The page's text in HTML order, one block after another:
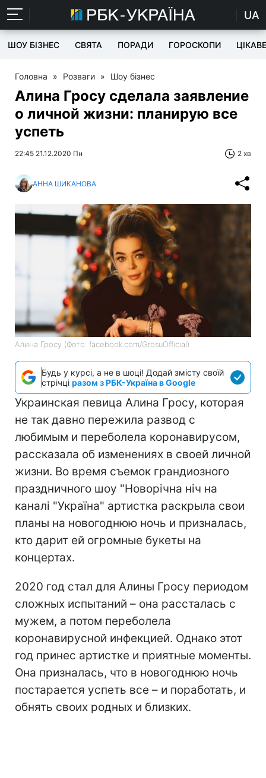
UA
ШОУ БІЗНЕС СВЯТА ПОРАДИ ГОРОСКОПИ ЦІКАВЕ
Головна » Розваги » Шоу бізнес
Алина Гросу сделала заявление
о личной жизни: планирую все
успеть
22:45 21.12.2020 Пн 2 хв
АННА ШИКАНОВА
Алина Гросу (Фото: facebook.com/GrosuOfficial)
Будь у курсі, а не в шоці! Додай змісту своїй
стрічці разом з РБК-Україна в Google
Украинская певица Алина Гросу, которая
не так давно пережила развод с
любимым и переболела коронавирусом,
рассказала об изменениях в своей личной
жизни. Во время съемок грандиозного
праздничного шоу "Новорічна ніч на
каналі "Україна" артистка раскрыла свои
планы на новогоднюю ночь и призналась,
кто дарит ей огромные букеты на
концертах.
2020 год стал для Алины Гросу периодом
сложных испытаний – она рассталась с
мужем, а потом переболела
коронавирусной инфекцией. Однако этот
год принес артистке и приятные моменты.
Она призналась, что в новогоднюю ночь
постарается успеть все – и поработать, и
обнять своих родных и близких.